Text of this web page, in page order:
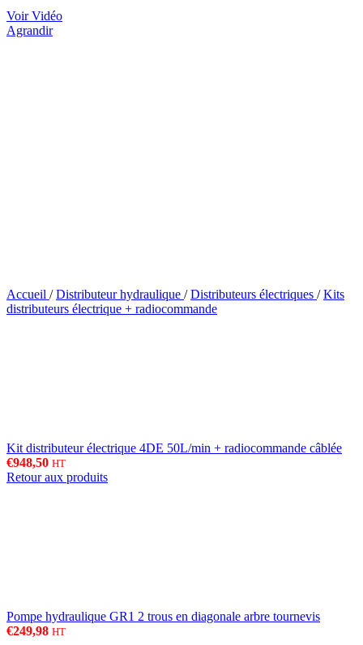
Voir Vidéo
Agrandir
Accueil / Distributeur hydraulique / Distributeurs électriques / Kits
distributeurs électrique + radiocommande
Kit distributeur électrique 4DE 50L/min + radiocommande câblée
€948,50 HT
Retour aux produits
Pompe hydraulique GR1 2 trous en diagonale arbre tournevis
€249,98 HT